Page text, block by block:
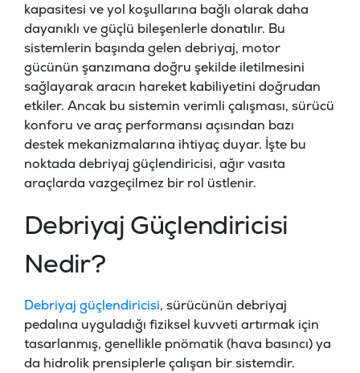
kapasitesi ve yol koşullarına bağlı olarak daha
dayanıklı ve güçlü bileşenlerle donatılır. Bu
sistemlerin başında gelen debriyaj, motor
gücünün şanzımana doğru şekilde iletilmesini
sağlayarak aracın hareket kabiliyetini doğrudan
etkiler. Ancak bu sistemin verimli çalışması, sürücü
konforu ve araç performansı açısından bazı
destek mekanizmalarına ihtiyaç duyar. İşte bu
noktada debriyaj güçlendiricisi, ağır vasıta
araçlarda vazgeçilmez bir rol üstlenir.
Debriyaj Güçlendiricisi
Nedir?
Debriyaj güçlendiricisi, sürücünün debriyaj
pedalına uyguladığı fiziksel kuvveti artırmak için
tasarlanmış, genellikle pnömatik (hava basıncı) ya
da hidrolik prensiplerle çalışan bir sistemdir.